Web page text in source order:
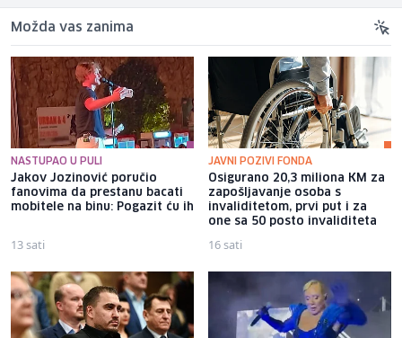
Možda vas zanima
NASTUPAO U PULI
Jakov Jozinović poručio
fanovima da prestanu bacati
mobitele na binu: Pogazit ću ih
13 sati
JAVNI POZIVI FONDA
Osigurano 20,3 miliona KM za
zapošljavanje osoba s
invaliditetom, prvi put i za
one sa 50 posto invaliditeta
16 sati